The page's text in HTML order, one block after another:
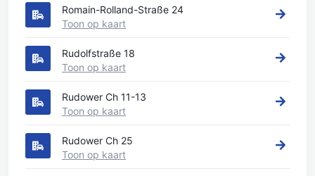
Romain-Rolland-Straße 24
Toon op kaart
Rudolfstraße 18
Toon op kaart
Rudower Ch 11-13
Toon op kaart
Rudower Ch 25
Toon op kaart